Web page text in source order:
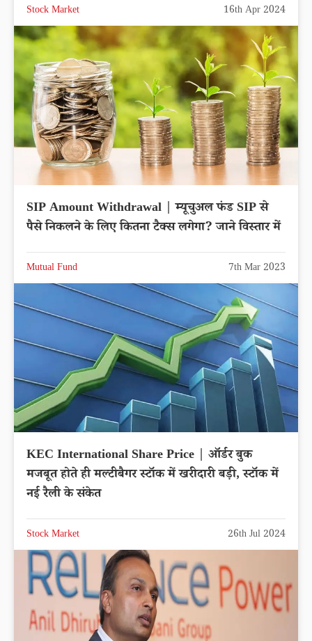
Stock Market 16th Apr 2024
SIP Amount Withdrawal | म्यूचुअल फंड SIP से
पैसे निकलने के लिए कितना टैक्स लगेगा? जाने विस्तार में
Mutual Fund 7th Mar 2023
KEC International Share Price | ऑर्डर बुक
मजबूत होते ही मल्टीबैगर स्टॉक में खरीदारी बड़ी, स्टॉक में
नई रैली के संकेत
Stock Market 26th Jul 2024